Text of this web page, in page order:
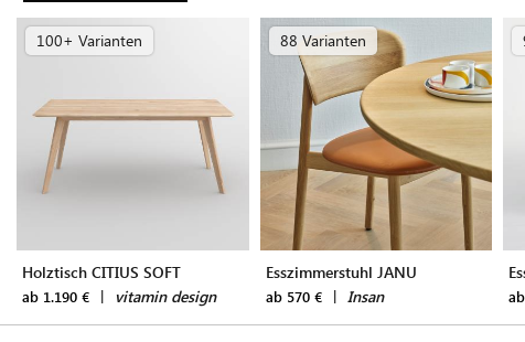
100+ Varianten
Holztisch CITIUS SOFT
ab 1.190 € | vitamin design
88 Varianten
Esszimmerstuhl JANU
ab 570 € | Insan